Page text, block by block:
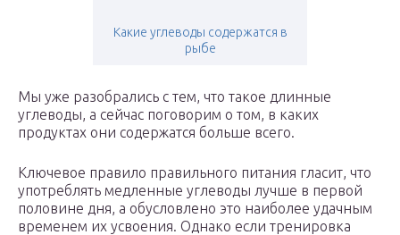
Какие углеводы содержатся в
рыбе
Мы уже разобрались с тем, что такое длинные
углеводы, а сейчас поговорим о том, в каких
продуктах они содержатся больше всего.
Ключевое правило правильного питания гласит, что
употреблять медленные углеводы лучше в первой
половине дня, а обусловлено это наиболее удачным
временем их усвоения. Однако если тренировка